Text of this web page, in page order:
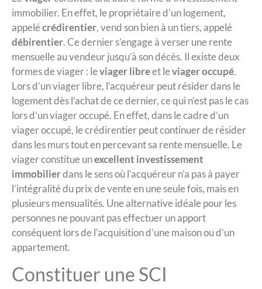
immobilier. En effet, le propriétaire d’un logement,
appelécrédirentier, vend son bien à un tiers, appelé
débirentier. Ce dernier s’engage à verser une rente
mensuelle au vendeur jusqu’à son décès. Il existe deux
formes de viager : leviager libreet leviager occupé.
Lors d’un viager libre, l’acquéreur peut résider dans le
logement dès l’achat de ce dernier, ce qui n’est pas le cas
lors d’un viager occupé. En effet, dans le cadre d’un
viager occupé, le crédirentier peut continuer de résider
dans les murs tout en percevant sa rente mensuelle. Le
viager constitue unexcellent investissement
immobilierdans le sens où l’acquéreur n’a pas à payer
l’intégralité du prix de vente en une seule fois, mais en
plusieurs mensualités. Une alternative idéale pour les
personnes ne pouvant pas effectuer un apport
conséquent lors de l’acquisition d’une maison ou d’un
appartement.
Constituer une SCI